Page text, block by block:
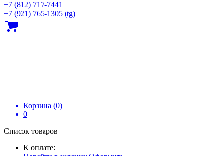
+7 (812) 717‑7441
+7 (921) 765-1305 (tg)
Корзина (0)
0
Список товаров
К оплате: